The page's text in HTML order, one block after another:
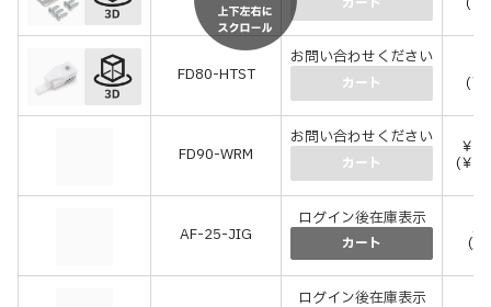
FD80-HTST
お問い合わせください
カート (￥
FD90-WRM
お問い合わせください
カート
￥
(￥
AF-25-JIG
ログイン後在庫表示
カート
別
(別
ログイン後在庫表示